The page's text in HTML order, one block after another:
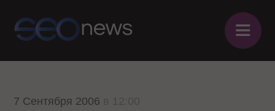
≡
7 Сентября 2006